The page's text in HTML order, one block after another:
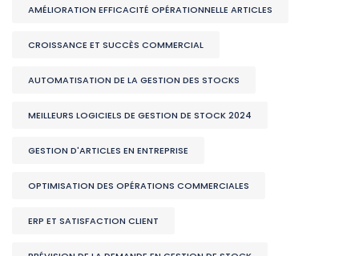
AMÉLIORATION EFFICACITÉ OPÉRATIONNELLE ARTICLES
CROISSANCE ET SUCCÈS COMMERCIAL
AUTOMATISATION DE LA GESTION DES STOCKS
MEILLEURS LOGICIELS DE GESTION DE STOCK 2024
GESTION D'ARTICLES EN ENTREPRISE
OPTIMISATION DES OPÉRATIONS COMMERCIALES
ERP ET SATISFACTION CLIENT